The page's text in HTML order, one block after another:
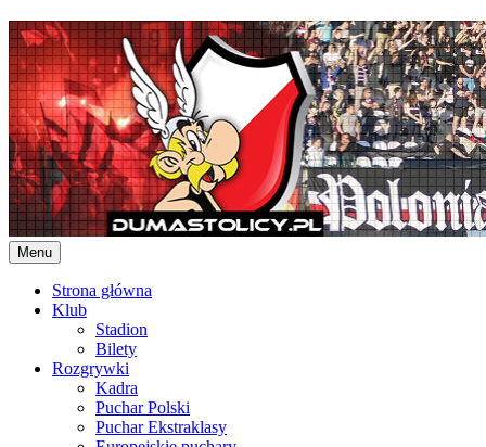
Skip
to
content
Menu
Strona główna
Klub
Stadion
Bilety
Rozgrywki
Kadra
Puchar Polski
Puchar Ekstraklasy